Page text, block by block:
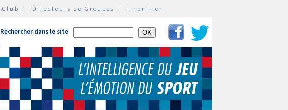
Club | Directeurs de Groupes | Imprimer
Rechercher dans le site